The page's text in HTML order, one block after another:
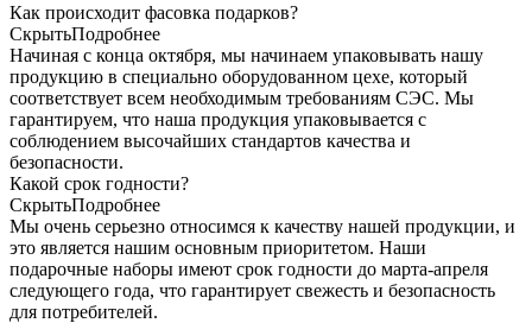
Как происходит фасовка подарков?
СкрытьПодробнее
Начиная с конца октября, мы начинаем упаковывать нашу
продукцию в специально оборудованном цехе, который
соответствует всем необходимым требованиям СЭС. Мы
гарантируем, что наша продукция упаковывается с
соблюдением высочайших стандартов качества и
безопасности.
Какой срок годности?
СкрытьПодробнее
Мы очень серьезно относимся к качеству нашей продукции, и
это является нашим основным приоритетом. Наши
подарочные наборы имеют срок годности до марта-апреля
следующего года, что гарантирует свежесть и безопасность
для потребителей.